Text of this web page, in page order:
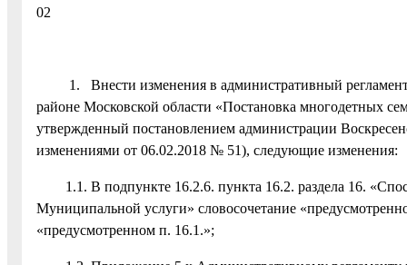
02
1. Внести изменения в административный регламент
районе Московской области «Постановка многодетных
утвержденный постановлением администрации
изменениями от 06.02.2018 № 51), следующие изменения:
1.1. В подпункте 16.2.6. пункта 16.2. раздела 16.
Муниципальной услуги» словосочетание
«предусмотренном п. 16.1.»;